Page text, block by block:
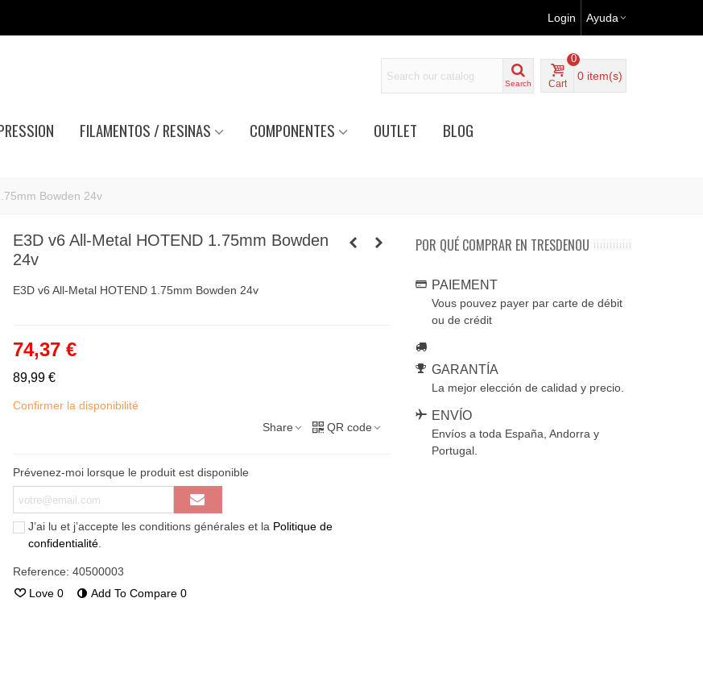
Login Ayuda
Search Cart
0
0 item(s)
FILAMENTOS / RESINAS COMPONENTES OUTLET
BLOG
Bowden 24v
E3D v6 All-Metal HOTEND 1.75mm Bowden
24v
E3D v6 All-Metal HOTEND 1.75mm Bowden 24v
74,37 €
89,99 €
Confirmer la disponibilité
Share
QR code
Prévenez-moi lorsque le produit est disponible
J’ai lu et j’accepte les conditions générales et la Politique de
confidentialité.
Reference: 40500003
Love 0 Add To Compare 0
POR QUÉ COMPRAR EN TRESDENOU
PAIEMENT
Vous pouvez payer par carte de débit
ou de crédit
GARANTÍA
La mejor elección de calidad y precio.
ENVÍO
Envíos a toda España, Andorra y
Portugal.